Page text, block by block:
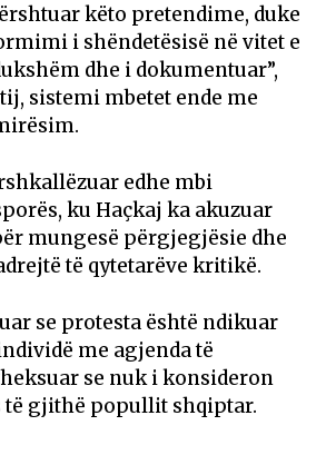
këto pretendime, duke
i shëndetësisë në vitet e
dhe i dokumentuar”,
sistemi mbetet ende me
edhe mbi
ku Haçkaj ka akuzuar
mungesë përgjegjësie dhe
të qytetarëve kritikë.
se protesta është ndikuar
me agjenda të
se nuk i konsideron
të gjithë popullit shqiptar.